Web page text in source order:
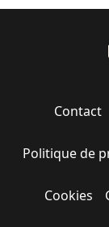
Contact
Politique de
Cookies